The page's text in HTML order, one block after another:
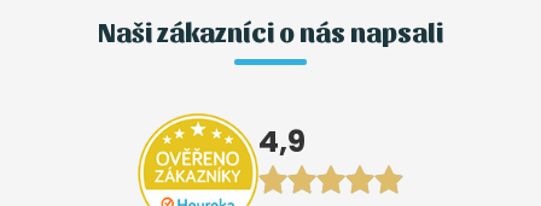
Naši zákazníci o nás napsali
4,9